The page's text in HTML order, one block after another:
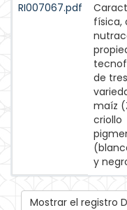
RI007067.pdf
física,
de tres
maíz
criollo
y
Mostrar el registro